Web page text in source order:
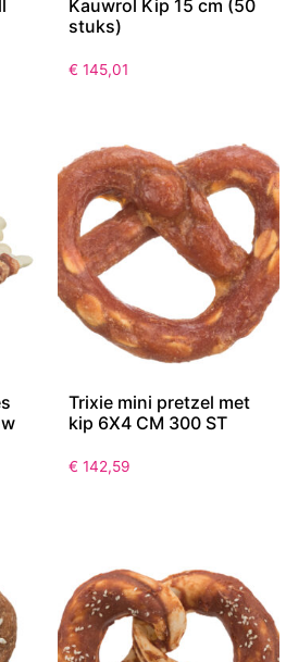
Kauwrol Kip 15 cm (50
stuks)
€ 145,01
Trixie mini pretzel met
kip 6X4 CM 300 ST
€ 142,59